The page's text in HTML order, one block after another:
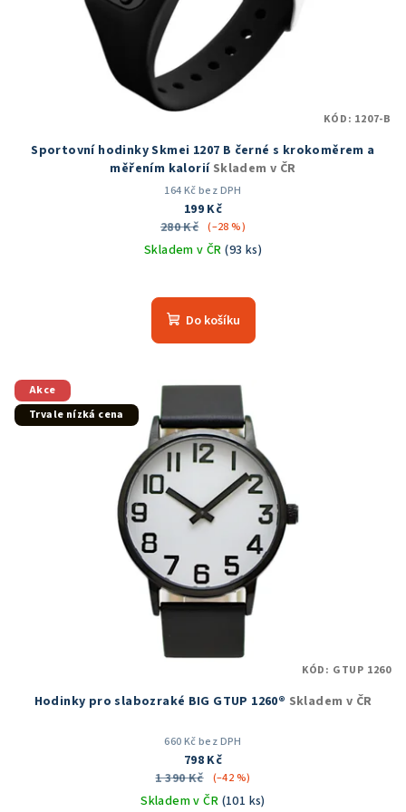
Sportovní hodinky Skmei 1207 B černé s krokoměrem a
měřením kalorií Skladem v ČR
164 Kč bez DPH
199 Kč
280 Kč (–28 %)
Skladem v ČR(93 ks)
hodnocení
produktu
5
hvězdiček.
Do košíku
KÓD: 1207-B
Akce
Trvale nízká cena
Hodinky pro slabozraké BIG GTUP 1260® Skladem v ČR
660 Kč bez DPH
798 Kč
1 390 Kč
(–42 %)
Skladem v ČR (101 ks)
KÓD: GTUP 1260